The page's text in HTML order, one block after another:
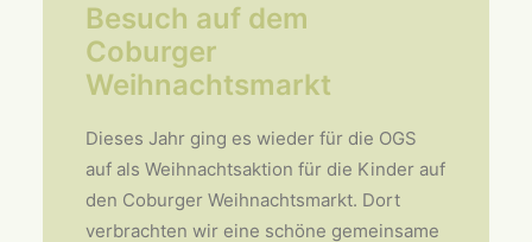
Besuch auf dem
Coburger
Weihnachtsmarkt
Dieses Jahr ging es wieder für die OGS
auf als Weihnachtsaktion für die Kinder auf
den Coburger Weihnachtsmarkt. Dort
verbrachten wir eine schöne gemeinsame